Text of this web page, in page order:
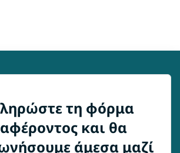
τη φόρμα
και θα
άμεσα μαζί